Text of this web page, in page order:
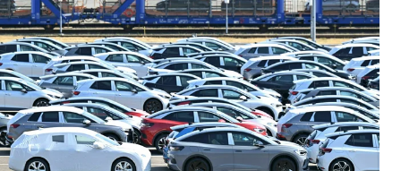
nord
wahrheit
verlag
verlag
veranstaltungen